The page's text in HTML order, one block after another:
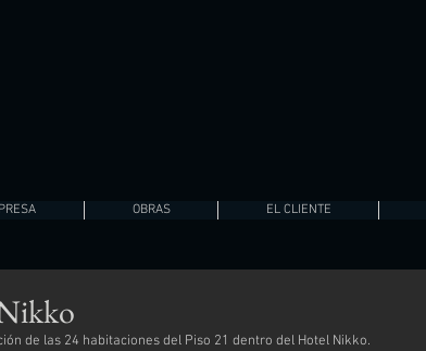
OBRAS EL CLIENTE
de las 24 habitaciones del Piso 21 dentro del Hotel Nikko.